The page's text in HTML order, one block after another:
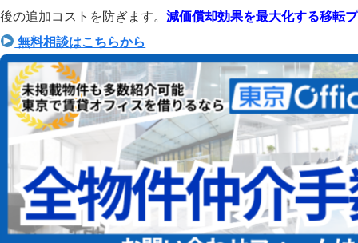
後の追加コストを防ぎます。 減価償却効果を最大化する移転
無料相談はこちらから